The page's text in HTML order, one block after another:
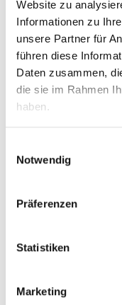
Website zu
Informationen zu
unsere Partner für
führen diese
Daten zusammen,
die sie im Rahmen
haben.
Notwendig
Präferenzen
Statistiken
Marketing
Treten